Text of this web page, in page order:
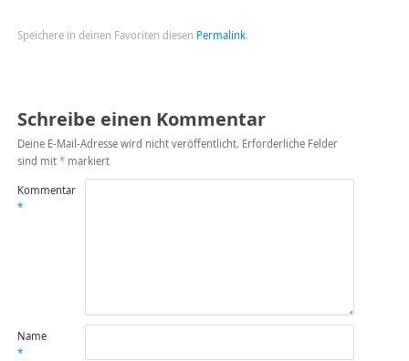
Speichere in deinen Favoriten diesen Permalink.
Schreibe einen Kommentar
Deine E-Mail-Adresse wird nicht veröffentlicht. Erforderliche Felder
sind mit *markiert
Kommentar
*
Name
*